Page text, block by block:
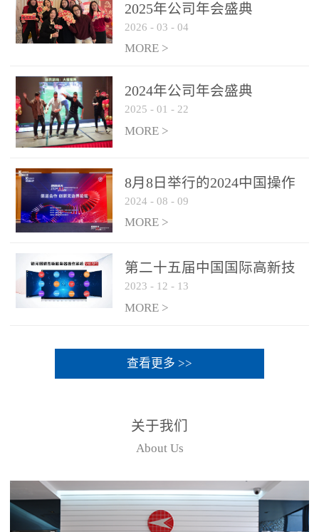
2025年公司年会盛典
2026 - 03 - 04
MORE >
2024年公司年会盛典
2025 - 01 - 22
MORE >
8月8日举行的2024中国操作
系统产业大会渠道论坛，科
网通荣获区域营销优质伙伴
2024 - 08 - 09
MORE >
第二十五届中国国际高新技
术成果交易会 银河麒麟高级
服务器操作系统荣获 “优秀
2023 - 12 - 13
MORE >
查看更多 >>
关于我们
About Us